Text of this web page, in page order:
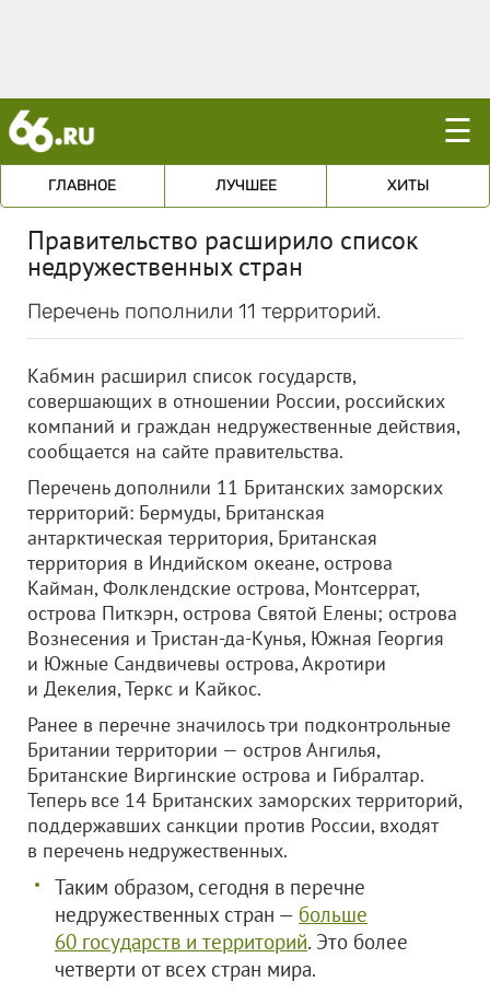
☰
ГЛАВНОЕ ЛУЧШЕЕ ХИТЫ
Правительство расширило список
недружественных стран
Перечень пополнили 11 территорий.
Кабмин расширил список государств,
совершающих в отношении России, российских
компаний и граждан недружественные действия,
сообщается на сайте правительства.
Перечень дополнили 11 Британских заморских
территорий: Бермуды, Британская
антарктическая территория, Британская
территория в Индийском океане, острова
Кайман, Фолклендские острова, Монтсеррат,
острова Питкэрн, острова Святой Елены; острова
Вознесения и Тристан-да-Кунья, Южная Георгия
и Южные Сандвичевы острова, Акротири
и Декелия, Теркс и Кайкос.
Ранее в перечне значилось три подконтрольные
Британии территории — остров Ангилья,
Британские Виргинские острова и Гибралтар.
Теперь все 14 Британских заморских территорий,
поддержавших санкции против России, входят
в перечень недружественных.
Таким образом, сегодня в перечне
недружественных стран — больше
60 государств и территорий. Это более
четверти от всех стран мира.